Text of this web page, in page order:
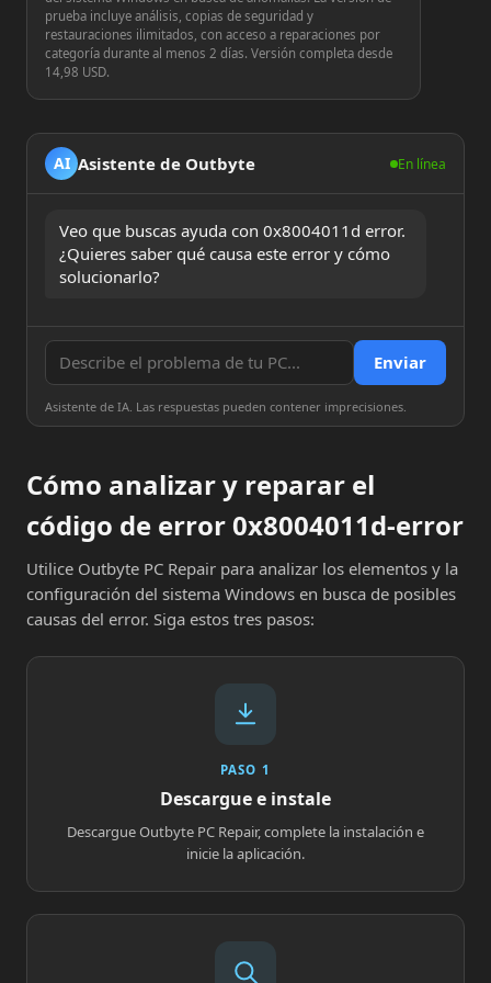
prueba incluye análisis, copias de seguridad y
restauraciones ilimitados, con acceso a reparaciones por
categoría durante al menos 2 días. Versión completa desde
14,98 USD.
AI Asistente de Outbyte En línea
Veo que buscas ayuda con 0x8004011d error.
¿Quieres saber qué causa este error y cómo
solucionarlo?
Enviar
Asistente de IA. Las respuestas pueden contener imprecisiones.
Cómo analizar y reparar el
código de error 0x8004011d-error
Utilice Outbyte PC Repair para analizar los elementos y la
configuración del sistema Windows en busca de posibles
causas del error. Siga estos tres pasos:
PASO 1
Descargue e instale
Descargue Outbyte PC Repair, complete la instalación e
inicie la aplicación.